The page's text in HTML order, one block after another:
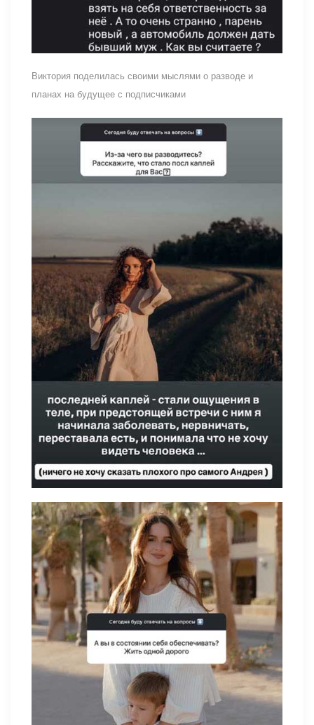
Виктория поделилась своими мыслями о разводе и
планах на будущее с подписчиками